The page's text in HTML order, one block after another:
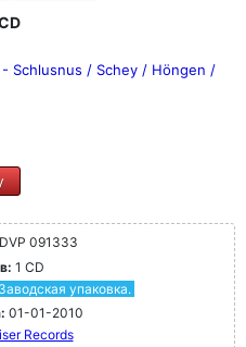
Schlusnus / Schey / Höngen /
091333
1 CD
упаковка.
01-01-2010
Records